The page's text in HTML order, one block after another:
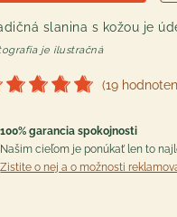
slanina s kožou je
je ilustračná
(19
100% garancia spokojnosti
Našim cieľom je ponúkať len to
Zistite o nej a o možnosti